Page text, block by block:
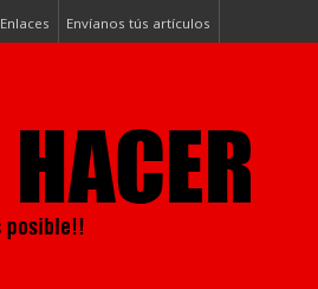
Enlaces Envíanos tús artículos